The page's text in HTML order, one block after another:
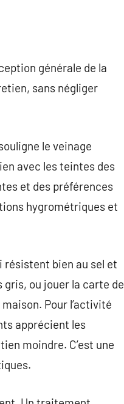
générale de la
sans négliger
le veinage
avec les teintes des
et des préférences
hygrométriques et
résistent bien au sel et
gris, ou jouer la carte de
Pour l’activité
apprécient les
moindre. C’est une